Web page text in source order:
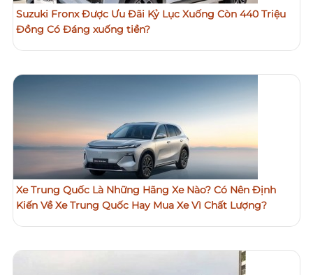
Suzuki Fronx Được Ưu Đãi Kỷ Lục Xuống Còn 440 Triệu
Đồng Có Đáng xuống tiền?
Xe Trung Quốc Là Những Hãng Xe Nào? Có Nên Định
Kiến Về Xe Trung Quốc Hay Mua Xe Vì Chất Lượng?